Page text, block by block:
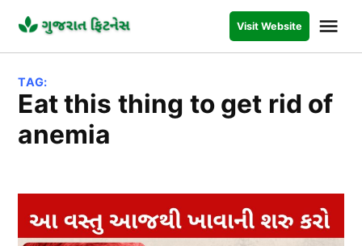
content
FITNESS
Visit Website
TAG:
Eat this thing to get rid of
anemia